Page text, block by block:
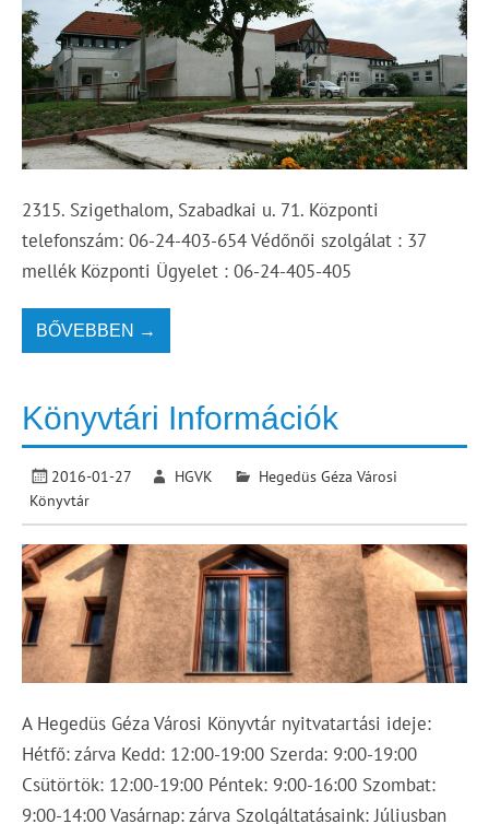
2315. Szigethalom, Szabadkai u. 71. Központi
telefonszám: 06-24-403-654 Védőnői szolgálat : 37
mellék Központi Ügyelet : 06-24-405-405
BŐVEBBEN →
Könyvtári Információk
2016-01-27 HGVK
Hegedüs Géza Városi
Könyvtár
A Hegedüs Géza Városi Könyvtár nyitvatartási ideje:
Hétfő: zárva Kedd: 12:00-19:00 Szerda: 9:00-19:00
Csütörtök: 12:00-19:00 Péntek: 9:00-16:00 Szombat:
9:00-14:00 Vasárnap: zárva Szolgáltatásaink: Júliusban